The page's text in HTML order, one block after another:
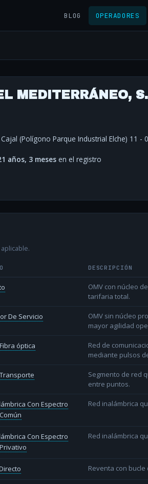
BLOG OPERADORES
MEDITERRÁNEO,
(Polígono Parque Industrial Elche) 11 -
años, 3 meses en el registro
DESCRIPCIÓN
OMV con núcleo
tarifaria total.
De Servicio
OMV sin núcleo
mayor agilidad
óptica
Red de
mediante pulsos
Segmento de red
entre puntos.
Con Espectro
Red inalámbrica
Con Espectro
Red inalámbrica
Reventa con